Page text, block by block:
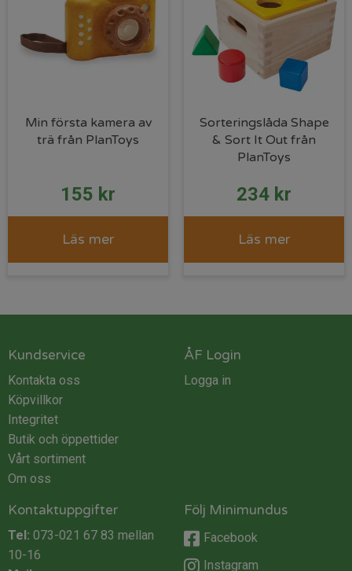
Min första kamera av
trä från PlanToys
155 kr
Läs mer
Sorteringslåda Shape
& Sort It Out från
PlanToys
234 kr
Läs mer
Kundservice
Kontakta oss
Köpvillkor
Integritet
Butik och öppettider
Vårt sortiment
Om oss
ÅF Login
Logga in
Kontaktuppgifter
Tel: 073-021 67 83 mellan
10-16
Följ Minimundus
Facebook
Instagram